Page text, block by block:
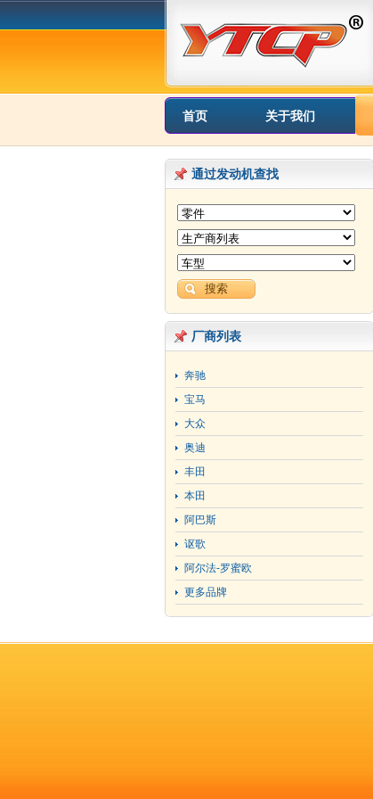
首页 关于我们
通过发动机查找
厂商列表
奔驰
宝马
大众
奥迪
丰田
本田
阿巴斯
讴歌
阿尔法-罗蜜欧
更多品牌